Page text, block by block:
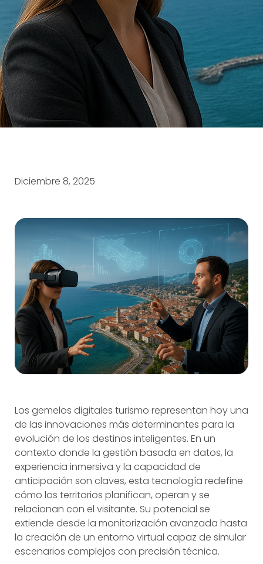
Diciembre 8, 2025
Los gemelos digitales turismo representan hoy una
de las innovaciones más determinantes para la
evolución de los destinos inteligentes. En un
contexto donde la gestión basada en datos, la
experiencia inmersiva y la capacidad de
anticipación son claves, esta tecnología redefine
cómo los territorios planifican, operan y se
relacionan con el visitante. Su potencial se
extiende desde la monitorización avanzada hasta
la creación de un entorno virtual capaz de simular
escenarios complejos con precisión técnica.